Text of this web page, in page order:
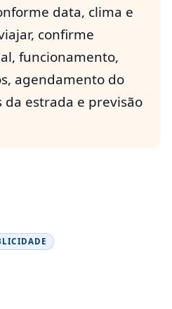
data, clima e
confirme
funcionamento,
agendamento do
da estrada e previsão